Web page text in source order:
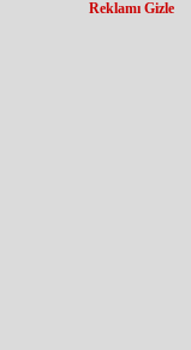
Reklamı Gizle